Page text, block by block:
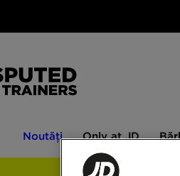
Noutăți
at
JD
Only at JD